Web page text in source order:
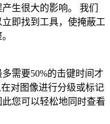
生很大的影响。 我们
即找到工具，使掩蔽工
需要50%的击键时间才
对图像进行分级或标记
您可以轻松地同时查看